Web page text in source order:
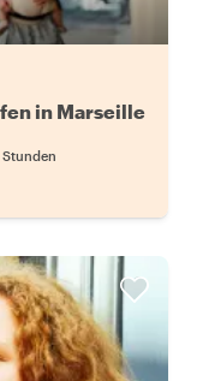
in Marseille
Stunden